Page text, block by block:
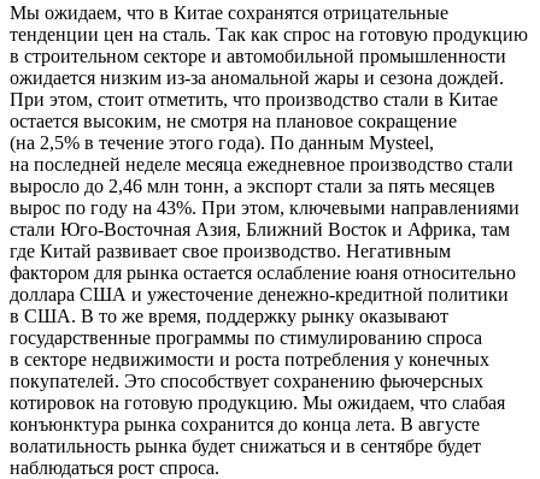
Мы ожидаем, что в Китае сохранятся отрицательные
тенденции цен на сталь. Так как спрос на готовую продукцию
в строительном секторе и автомобильной промышленности
ожидается низким из-за аномальной жары и сезона дождей.
При этом, стоит отметить, что производство стали в Китае
остается высоким, не смотря на плановое сокращение
(на 2,5% в течение этого года). По данным Mysteel,
на последней неделе месяца ежедневное производство стали
выросло до 2,46 млн тонн, а экспорт стали за пять месяцев
вырос по году на 43%. При этом, ключевыми направлениями
стали Юго-Восточная Азия, Ближний Восток и Африка, там
где Китай развивает свое производство. Негативным
фактором для рынка остается ослабление юаня относительно
доллара США и ужесточение денежно-кредитной политики
в США. В то же время, поддержку рынку оказывают
государственные программы по стимулированию спроса
в секторе недвижимости и роста потребления у конечных
покупателей. Это способствует сохранению фьючерсных
котировок на готовую продукцию. Мы ожидаем, что слабая
конъюнктура рынка сохранится до конца лета. В августе
волатильность рынка будет снижаться и в сентябре будет
наблюдаться рост спроса.